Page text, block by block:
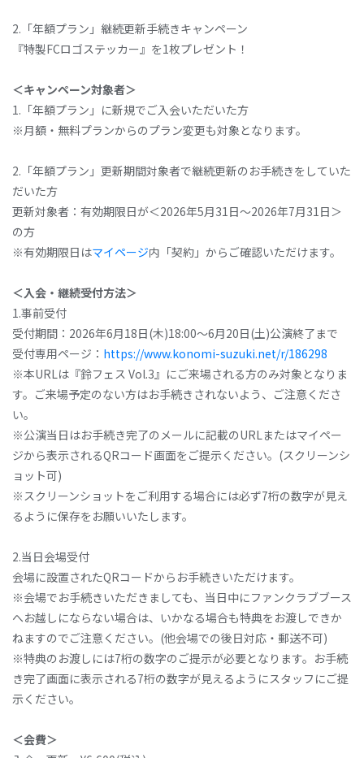
2.「年額プラン」継続更新手続きキャンペーン
『特製FCロゴステッカー』を1枚プレゼント！
＜キャンペーン対象者＞
1.「年額プラン」に新規でご入会いただいた方
※月額・無料プランからのプラン変更も対象となります。
2.「年額プラン」更新期間対象者で継続更新のお手続きをしていた
だいた方
更新対象者：有効期限日が＜2026年5月31日～2026年7月31日＞
の方
※有効期限日はマイページ内「契約」からご確認いただけます。
＜入会・継続受付方法＞
1.事前受付
受付期間：2026年6月18日(木)18:00～6月20日(土)公演終了まで
受付専用ページ： https://www.konomi-suzuki.net/r/186298
※本URLは『鈴フェス Vol.3』にご来場される方のみ対象となりま
す。ご来場予定のない方はお手続きされないよう、ご注意くださ
い。
※公演当日はお手続き完了のメールに記載のURLまたはマイペー
ジから表示されるQRコード画面をご提示ください。(スクリーンシ
ョット可)
※スクリーンショットをご利用する場合には必ず7桁の数字が見え
るように保存をお願いいたします。
2.当日会場受付
会場に設置されたQRコードからお手続きいただけます。
※会場でお手続きいただきましても、当日中にファンクラブブース
へお越しにならない場合は、いかなる場合も特典をお渡しできか
ねますのでご注意ください。(他会場での後日対応・郵送不可)
※特典のお渡しには7桁の数字のご提示が必要となります。お手続
き完了画面に表示される7桁の数字が見えるようにスタッフにご提
示ください。
＜会費＞